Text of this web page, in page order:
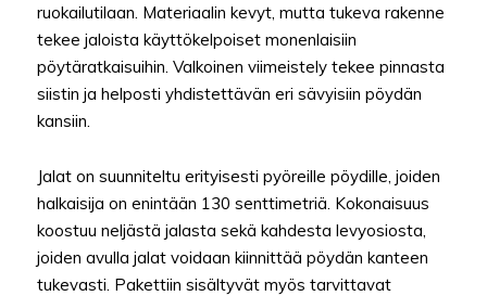
ruokailutilaan. Materiaalin kevyt, mutta tukeva rakenne
tekee jaloista käyttökelpoiset monenlaisiin
pöytäratkaisuihin. Valkoinen viimeistely tekee pinnasta
siistin ja helposti yhdistettävän eri sävyisiin pöydän
kansiin.
Jalat on suunniteltu erityisesti pyöreille pöydille, joiden
halkaisija on enintään 130 senttimetriä. Kokonaisuus
koostuu neljästä jalasta sekä kahdesta levyosiosta,
joiden avulla jalat voidaan kiinnittää pöydän kanteen
tukevasti. Pakettiin sisältyvät myös tarvittavat